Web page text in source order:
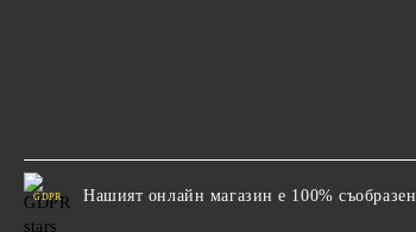
GDPR Нашият онлайн магазин е 100%